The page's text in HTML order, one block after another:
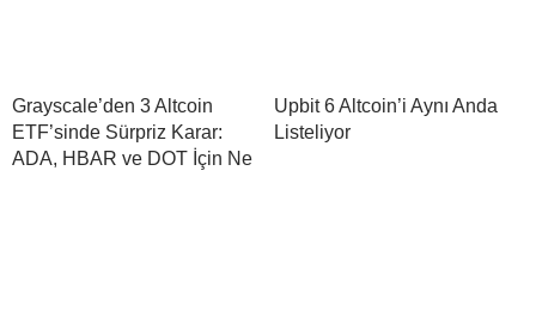
Grayscale’den 3 Altcoin
ETF’sinde Sürpriz Karar:
ADA, HBAR ve DOT İçin Ne
Upbit 6 Altcoin’i Aynı Anda
Listeliyor